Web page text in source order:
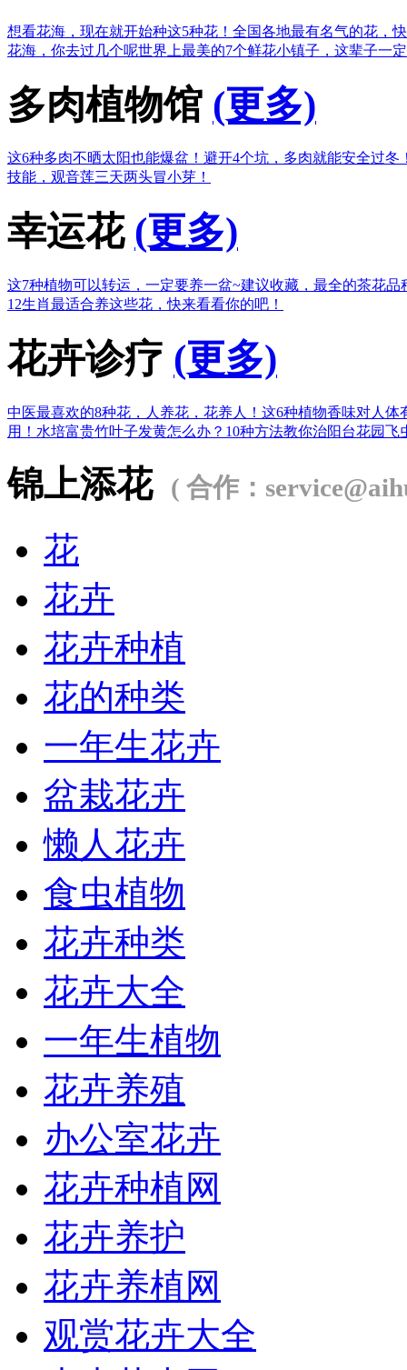
想看花海，现在就开始种这5种花！ 全国各地最有名气的花，
花海，你去过几个呢世界上最美的7个鲜花小镇子，这辈子一
多肉植物馆 (更多)
这6种多肉不晒太阳也能爆盆！ 避开4个坑，多肉就能安全过冬
技能，观音莲三天两头冒小芽！
幸运花 (更多)
这7种植物可以转运，一定要养一盆~建议收藏，最全的茶花品
12生肖最适合养这些花，快来看看你的吧！
花卉诊疗 (更多)
中医最喜欢的8种花，人养花，花养人！ 这6种植物香味对人体
用！ 水培富贵竹叶子发黄怎么办？ 10种方法教你治阳台花园飞
锦上添花 ( 合作：
花
花卉
花卉种植
花的种类
一年生花卉
盆栽花卉
懒人花卉
食虫植物
花卉种类
花卉大全
一年生植物
花卉养殖
办公室花卉
花卉种植网
花卉养护
花卉养植网
观赏花卉大全